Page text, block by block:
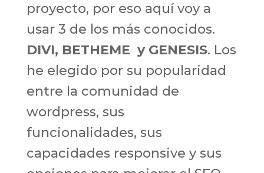
proyecto, por eso aquí voy a
usar 3 de los más conocidos.
DIVI, BETHEME y GENESIS. Los
he elegido por su popularidad
entre la comunidad de
wordpress, sus
funcionalidades, sus
capacidades responsive y sus